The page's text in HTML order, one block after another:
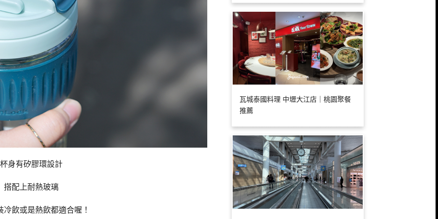
杯身有矽膠環設計
搭配上耐熱玻璃
冷飲或是熱飲都適合喔！
瓦城泰國料理 中壢大江店｜桃園聚餐
推薦